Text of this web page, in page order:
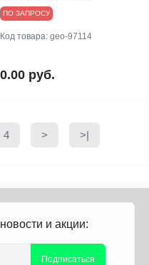
ПО ЗАПРОСУ
Код товара: geo-97114
0.00 руб.
4 > >|
и акции:
Подписаться